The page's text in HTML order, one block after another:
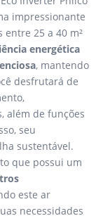
impressionante
25 a 40 m²
energética
, mantendo
desfrutará de
além de funções
seu
sustentável.
que possui um
este ar
necessidades